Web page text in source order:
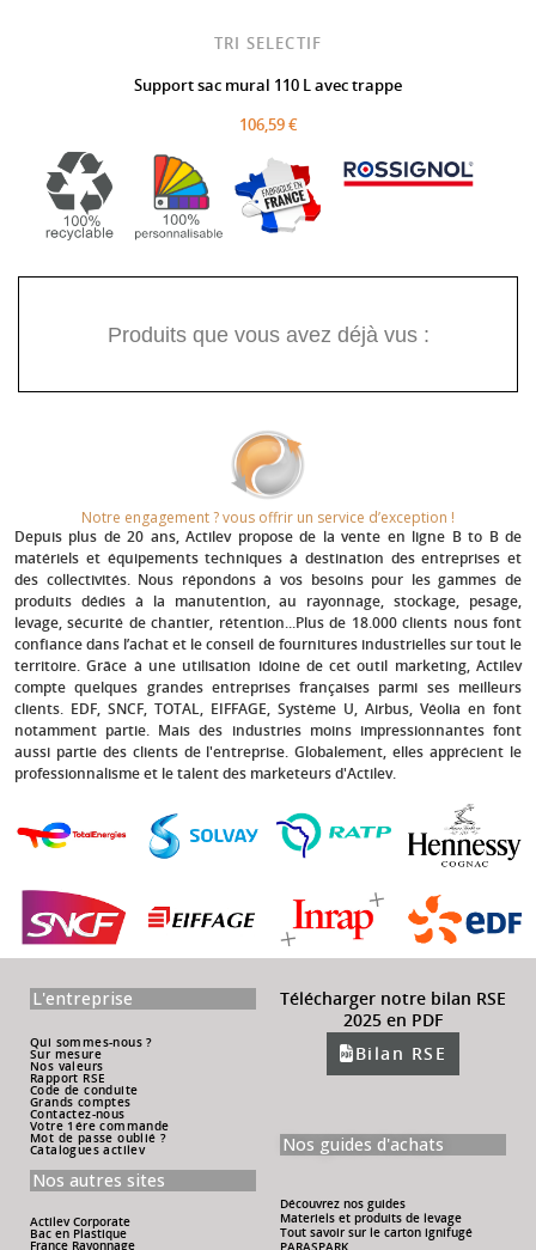
TRI SELECTIF
Support sac mural 110 L avec trappe
106,59 €
Produits que vous avez déjà vus :
Notre engagement ? vous offrir un service d’exception !​
Depuis plus de 20 ans, Actilev propose de la vente en ligne B to B de
matériels et équipements techniques à destination des entreprises et
des collectivités. Nous répondons à vos besoins pour les gammes de
produits dédiés à la manutention, au rayonnage, stockage, pesage,
levage, sécurité de chantier, rétention...Plus de 18.000 clients nous font
confiance dans l’achat et le conseil de fournitures industrielles sur tout le
territoire. Grâce à une utilisation idoine de cet outil marketing, Actilev
compte quelques grandes entreprises françaises parmi ses meilleurs
clients. EDF, SNCF, TOTAL, EIFFAGE, Système U, Airbus, Véolia en font
notamment partie. Mais des industries moins impressionnantes font
aussi partie des clients de l'entreprise. Globalement, elles apprécient le
professionnalisme et le talent des marketeurs d'Actilev.
L'entreprise
Qui sommes-nous ?
Sur mesure
Nos valeurs
Rapport RSE
Code de conduite
Grands comptes
Contactez-nous
Votre 1ére commande
Mot de passe oublié ?
Catalogues actilev
Télécharger notre bilan RSE
2025 en PDF
Bilan RSE
Nos autres sites
Actilev Corporate
Bac en Plastique
France Rayonnage
Nos guides d'achats
Découvrez nos guides
Materiels et produits de levage
Tout savoir sur le carton ignifugé
PARASPARK